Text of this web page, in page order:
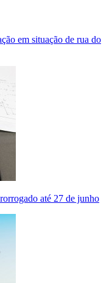
em situação de rua do
até 27 de junho